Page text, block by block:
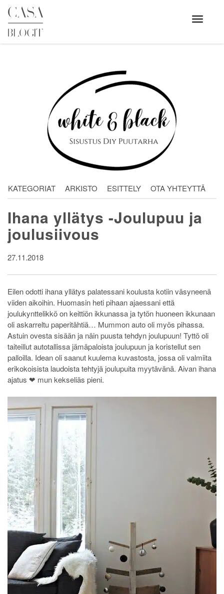
Skip
content
Avaa
valikko
KATEGORIAT ARKISTO ESITTELY OTA YHTEYTTÄ
Ihana yllätys -Joulupuu ja
joulusiivous
27.11.2018
Eilen odotti ihana yllätys palatessani koulusta kotiin väsyneenä
viiden aikoihin. Huomasin heti pihaan ajaessani että
joulukynttelikkö on keittiön ikkunassa ja tytön huoneen ikkunaan
oli askarreltu paperitähtiä… Mummon auto oli myös pihassa.
Astuin ovesta sisään ja näin puusta tehdyn joulupuun! Tyttö oli
taiteillut autotallissa jämäpaloista joulupuun ja koristellut sen
palloilla. Idean oli saanut kuulema kuvastosta, jossa oli valmiita
erikokoisista laudoista tehtyjä joulupuita myytävänä. Aivan ihana
ajatus ❤ mun kekseliäs pieni.